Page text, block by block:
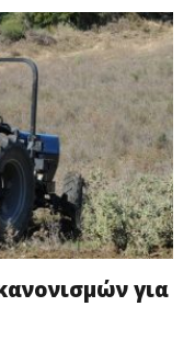
για